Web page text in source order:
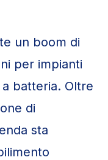
un boom di
per impianti
batteria. Oltre
di
sta